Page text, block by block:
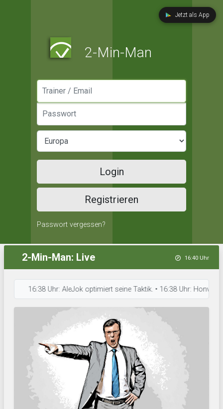
Jetzt als App
2-Min-Man
Login
Registrieren
Passwort vergessen?
2-Min-Man: Live 16:40 Uhr
16:38 Uhr: AleJok optimiert seine Taktik. • 16:38 Uhr: Honvéd